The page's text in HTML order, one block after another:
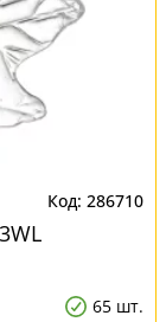
286710
65 шт.